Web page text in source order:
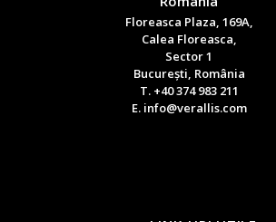
Floreasca Plaza, 169A,
Calea Floreasca,
Sector 1
București, România
T. +40 374 983 211
E. info@verallis.com